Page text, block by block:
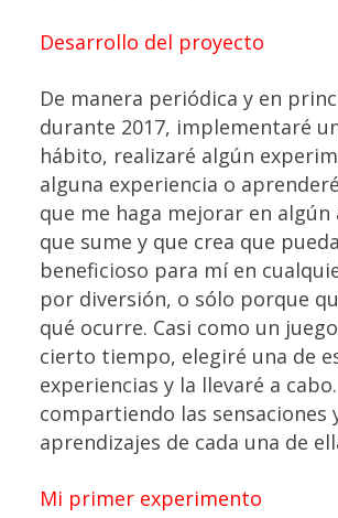
Desarrollo del proyecto
De manera periódica y en
durante 2017, implementaré
hábito, realizaré algún
alguna experiencia o
que me haga mejorar en algún
que sume y que crea que
beneficioso para mí en
por diversión, o sólo porque
qué ocurre. Casi como un
cierto tiempo, elegiré una de
experiencias y la llevaré a
compartiendo las sensaciones
aprendizajes de cada una de
Mi primer experimento